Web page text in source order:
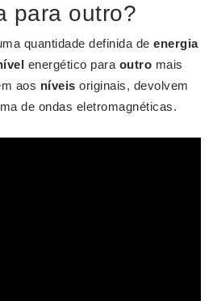
para outro?
quantidade definida de energia
energético para outro mais
aos níveis originais, devolvem
de ondas eletromagnéticas.